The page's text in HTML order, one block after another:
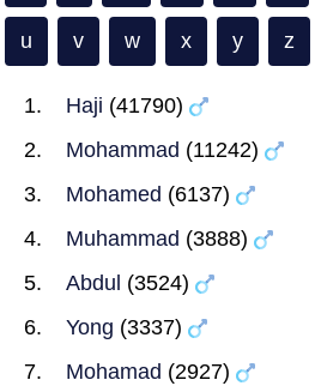
u v w x y z
Haji (41790)
Mohammad (11242)
Mohamed (6137)
Muhammad (3888)
Abdul (3524)
Yong (3337)
Mohamad (2927)